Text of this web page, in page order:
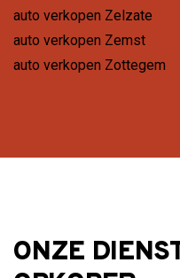
auto verkopen Zelzate
auto verkopen Zemst
auto verkopen Zottegem
ONZE